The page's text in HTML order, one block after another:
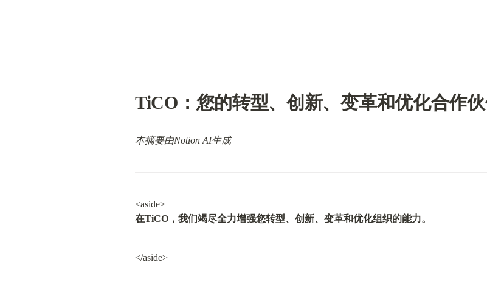
TiCO：您的转型、创新、变革和优化合作
本摘要由Notion AI生成
在TiCO，我们竭尽全力增强您转型、创新、变革和优化组织的能力。
</aside>